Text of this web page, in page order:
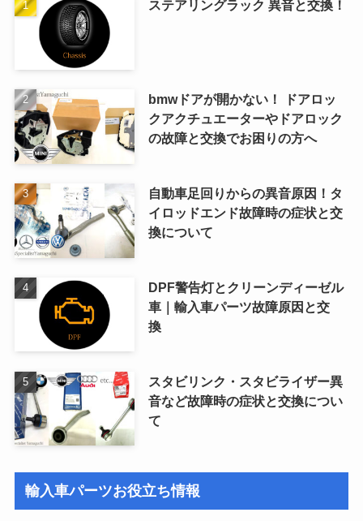
ステアリングラック 異音と交換！
bmwドアが開かない！ ドアロッ
クアクチュエーターやドアロック
の故障と交換でお困りの方へ
自動車足回りからの異音原因！タ
イロッドエンド故障時の症状と交
換について
DPF警告灯とクリーンディーゼル
車｜輸入車パーツ故障原因と交
換
スタビリンク・スタビライザー異
音など故障時の症状と交換につい
て
輸入車パーツお役立ち情報